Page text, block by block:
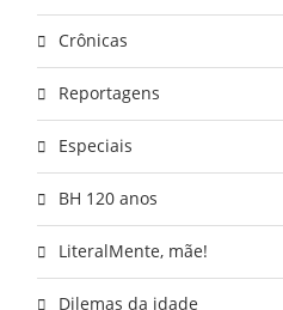
Crônicas
Reportagens
Especiais
BH 120 anos
LiteralMente, mãe!
Dilemas da idade